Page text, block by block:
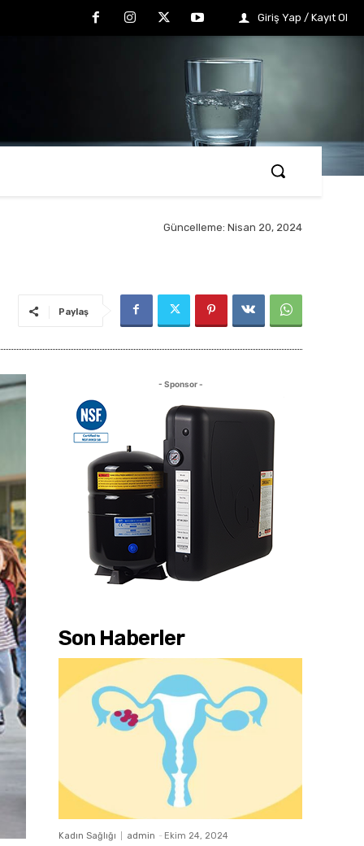
Giriş Yap / Kayıt Ol
Güncelleme: Nisan 20, 2024
Paylaş
- Sponsor -
Son Haberler
Kadın Sağlığı admin - Ekim 24, 2024